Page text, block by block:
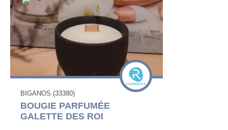
BIGANOS (33380)
BOUGIE PARFUMÉE
GALETTE DES ROI